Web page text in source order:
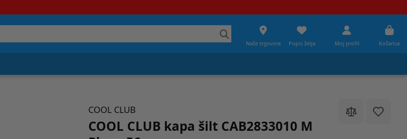
Naše trgovine Popis želja Moj profil Košarica
COOL CLUB
COOL CLUB kapa šilt CAB2833010 M